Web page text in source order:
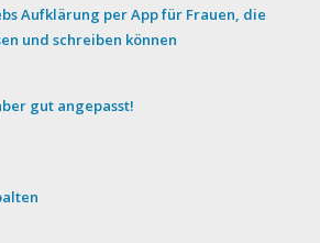
Aufklärung per App für Frauen, die
und schreiben können
gut angepasst!